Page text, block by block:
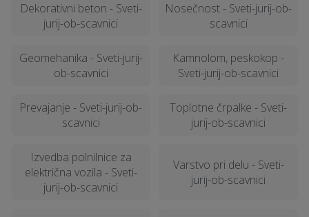
Dekorativni beton - Sveti-
jurij-ob-scavnici
Nosečnost - Sveti-jurij-ob-
scavnici
Geomehanika - Sveti-jurij-
ob-scavnici
Kamnolom, peskokop -
Sveti-jurij-ob-scavnici
Prevajanje - Sveti-jurij-ob-
scavnici
Toplotne črpalke - Sveti-
jurij-ob-scavnici
Izvedba polnilnice za
električna vozila - Sveti-
jurij-ob-scavnici
Varstvo pri delu - Sveti-
jurij-ob-scavnici